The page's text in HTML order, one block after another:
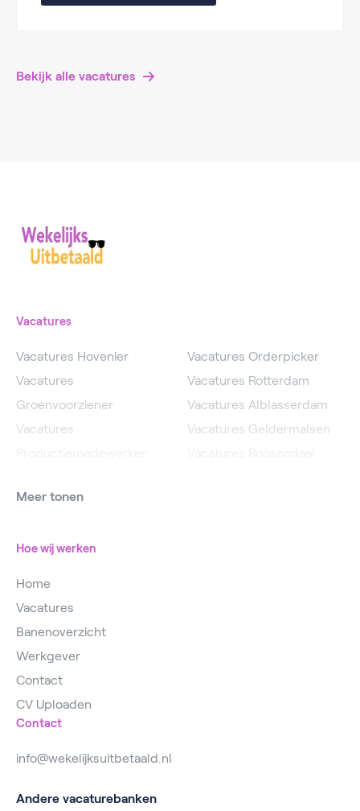
Bekijk alle vacatures
Vacatures
Vacatures Hovenier
Vacatures
Groenvoorziener
Vacatures
Vacatures
Vacatures Orderpicker
Vacatures Rotterdam
Vacatures Alblasserdam
Vacatures Geldermalsen
Meer tonen
Hoe wij werken
Home
Vacatures
Banenoverzicht
Werkgever
Contact
CV Uploaden
Contact
info@wekelijksuitbetaald.nl
Andere vacaturebanken